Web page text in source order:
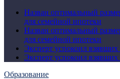
Назван оптимальный
для семейной ипотеки
Назван оптимальный
для семейной ипотеки
Эксперт успокоил
Эксперт успокоил
Образование